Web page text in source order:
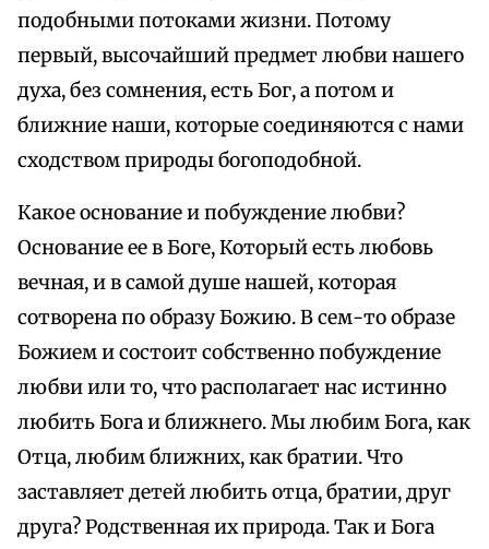
подобными потоками жизни. Потому
первый, высочайший предмет любви нашего
духа, без сомнения, есть Бог, а потом и
ближние наши, которые соединяются с нами
сходством природы богоподобной.
Какое основание и побуждение любви?
Основание ее в Боге, Который есть любовь
вечная, и в самой душе нашей, которая
сотворена по образу Божию. В сем-то образе
Божием и состоит собственно побуждение
любви или то, что располагает нас истинно
любить Бога и ближнего. Мы любим Бога, как
Отца, любим ближних, как братии. Что
заставляет детей любить отца, братии, друг
друга? Родственная их природа. Так и Бога